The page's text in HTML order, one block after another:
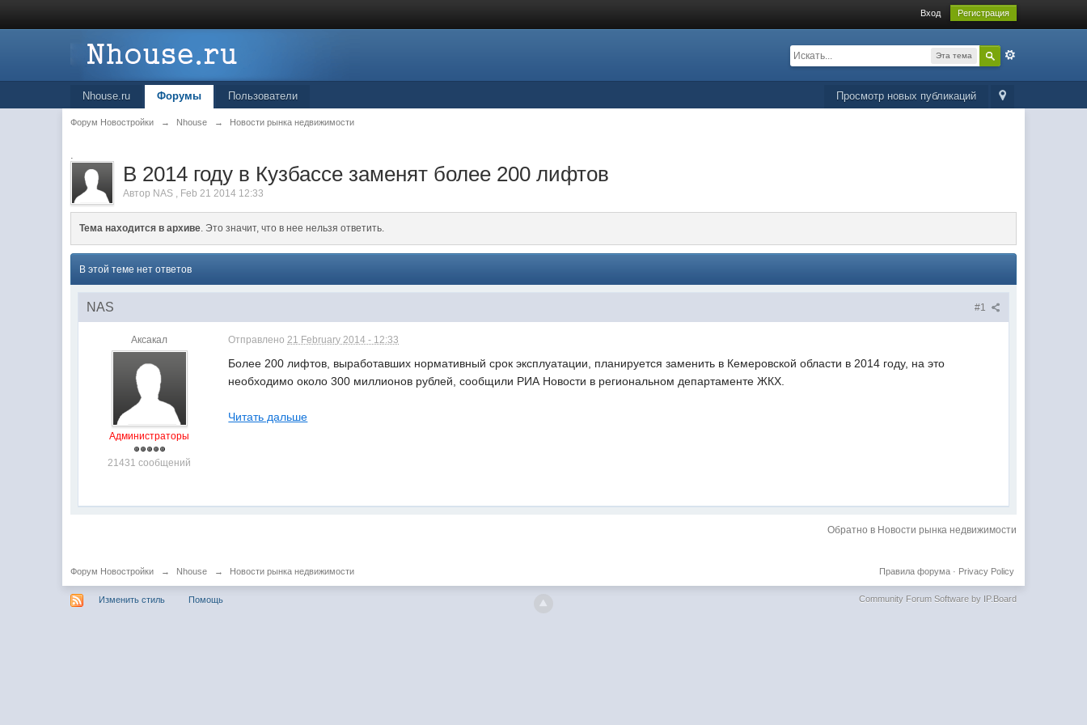
Вход Регистрация
Эта тема
Просмотр новых публикаций
Nhouse.ru Форумы Пользователи
Форум Новостройки → Nhouse → Новости рынка недвижимости
.
В 2014 году в Кузбассе заменят более 200 лифтов
Автор NAS , Feb 21 2014 12:33
Тема находится в архиве. Это значит, что в нее нельзя ответить.
В этой теме нет ответов
#1
NAS
Аксакал
Администраторы
21431 сообщений
Отправлено21 February 2014 - 12:33
Более 200 лифтов, выработавших нормативный срок эксплуатации, планируется заменить в Кемеровской области в 2014 году, на это
необходимо около 300 миллионов рублей, сообщили РИА Новости в региональном департаменте ЖКХ.
Читать дальше
Обратно в Новости рынка недвижимости
Форум Новостройки → Nhouse → Новости рынка недвижимости Privacy Policy
Правила форума·
Изменить стиль Помощь Community Forum Software by IP.Board